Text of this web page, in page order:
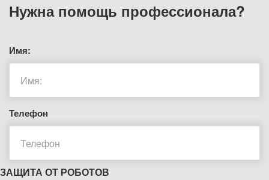
Нужна помощь профессионала?
Имя:
Телефон
ЗАЩИТА ОТ РОБОТОВ